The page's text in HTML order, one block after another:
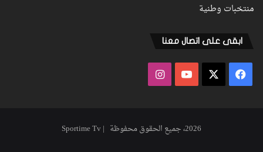
منتخبات وطنية
ابقى على اتصال معنا
فيسبوك ‫YouTubeانستقرام
2026، جميع الحقوق محفوظة | Sportime Tv